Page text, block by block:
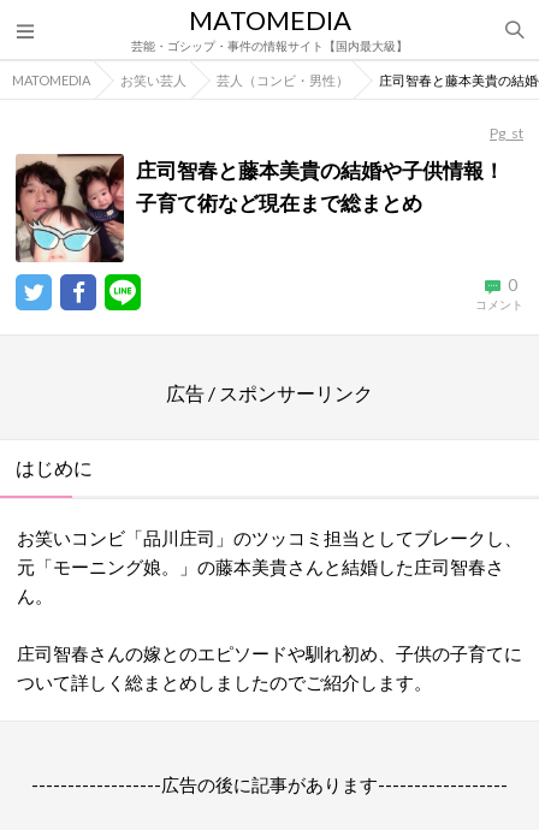
MATOMEDIA
芸能・ゴシップ・事件の情報サイト【国内最大級】
MATOMEDIA お笑い芸人 芸人（コンビ・男性） 庄司智春と藤本美貴の結
Pg_st
庄司智春と藤本美貴の結婚や子供情報！
子育て術など現在まで総まとめ
0
コメント
広告 / スポンサーリンク
はじめに
お笑いコンビ「品川庄司」のツッコミ担当としてブレークし、
元「モーニング娘。」の藤本美貴さんと結婚した庄司智春さ
ん。
庄司智春さんの嫁とのエピソードや馴れ初め、子供の子育てに
ついて詳しく総まとめしましたのでご紹介します。
------------------広告の後に記事があります------------------